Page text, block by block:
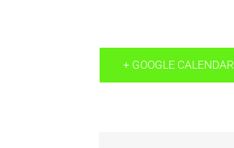
+ GOOGLE CALENDAR